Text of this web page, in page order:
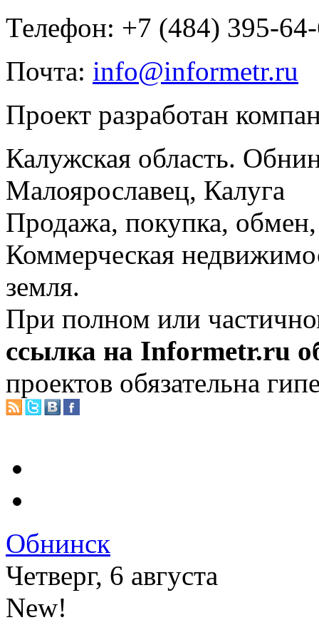
Телефон: +7 (484) 395-
Почта: info@informetr.ru
Проект разработан
Калужская область.
Малоярославец, Калуга
Продажа, покупка, обмен,
Коммерческая
земля.
При полном или
ссылка на Informetr.ru
проектов обязательна
Обнинск
Четверг, 6 августа
New!